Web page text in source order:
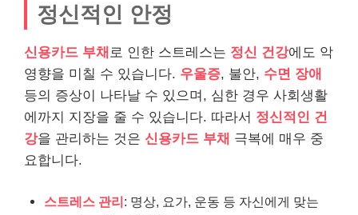
정신적인 안정
신용카드 부채 로 인한 스트레스는 정신 건강에도 악
영향을 미칠 수 있습니다. 우울증, 불안, 수면 장애
등의 증상이 나타날 수 있으며, 심한 경우 사회생활
에까지 지장을 줄 수 있습니다. 따라서 정신적인 건
강을 관리하는 것은 신용카드 부채 극복에 매우 중
요합니다.
스트레스 관리: 명상, 요가, 운동 등 자신에게 맞는